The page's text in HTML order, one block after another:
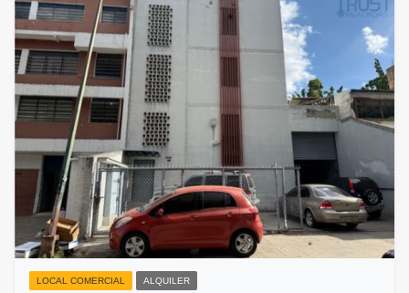
LOCAL COMERCIAL ALQUILER